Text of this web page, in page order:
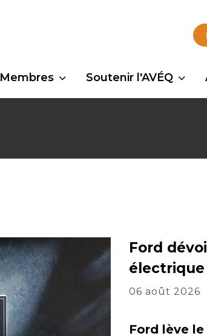
Membres Soutenir l'AVÉQ
Ford
06 août 2026
Ford lève